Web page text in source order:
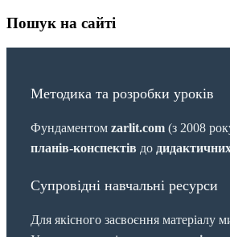
Пошук на сайті
Методика та розробки уроків
Фундаментом zarlit.com (з 2008
планів-конспектів до
Супровідні навчальні ресурси
Для якісного засвоєння